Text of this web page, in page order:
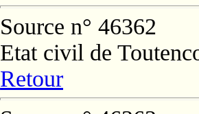
Source n° 46362
Etat civil de
Retour